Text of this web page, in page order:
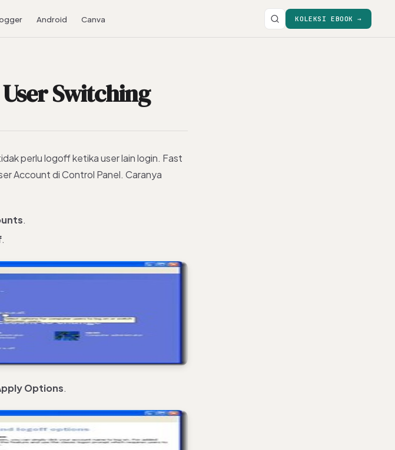
Android Canva KOLEKSI EBOOK →
Switching
perlu logoff ketika user lain login. Fast
Account di Control Panel. Caranya
.
.
Options.